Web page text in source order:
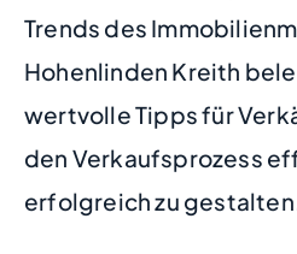
Trends des
Hohenlinden Kreith
wertvolle Tipps für
den Verkaufsprozess
erfolgreich zu